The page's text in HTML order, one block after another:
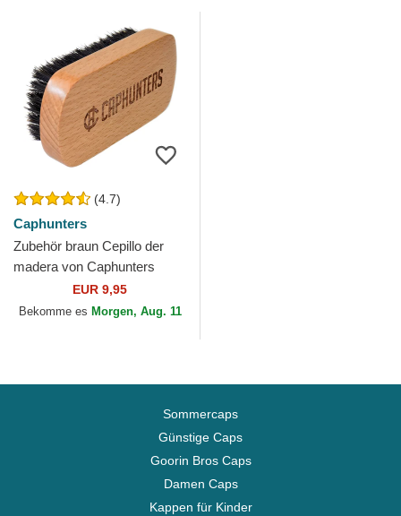
(4.7)
Caphunters
Zubehör braun Cepillo der
madera von Caphunters
EUR 9,95
Bekomme es Morgen, Aug. 11
Sommercaps
Günstige Caps
Goorin Bros Caps
Damen Caps
Kappen für Kinder